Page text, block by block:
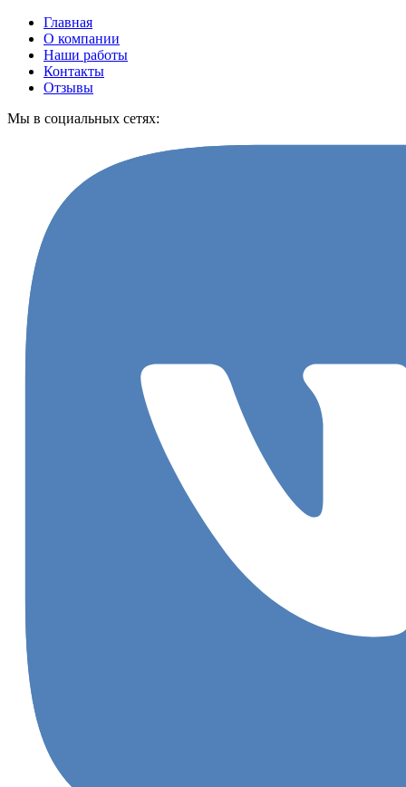
Главная
О компании
Наши работы
Контакты
Отзывы
Мы в социальных сетях: